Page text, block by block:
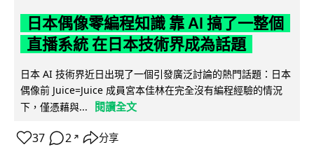
日本偶像零編程知識 靠 AI 搞了一整個
直播系統 在日本技術界成為話題
日本 AI 技術界近日出現了一個引發廣泛討論的熱門話題：日本
偶像前 Juice=Juice 成員宮本佳林在完全沒有編程經驗的情況
下，僅憑藉與...
閱讀全文
37 2 ↗ 分享